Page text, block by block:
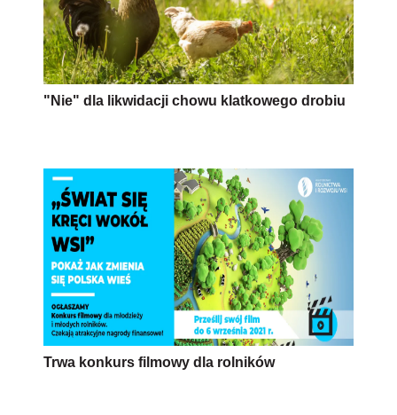
"Nie" dla likwidacji chowu klatkowego drobiu
Trwa konkurs filmowy dla rolników